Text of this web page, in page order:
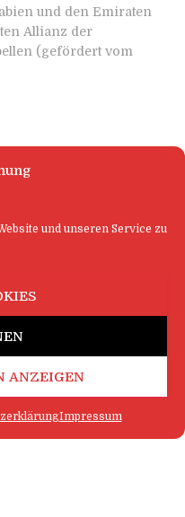
und unseren Service zu
ANZEIGEN
Impressum
und den Emiraten
Allianz der
(gefördert vom